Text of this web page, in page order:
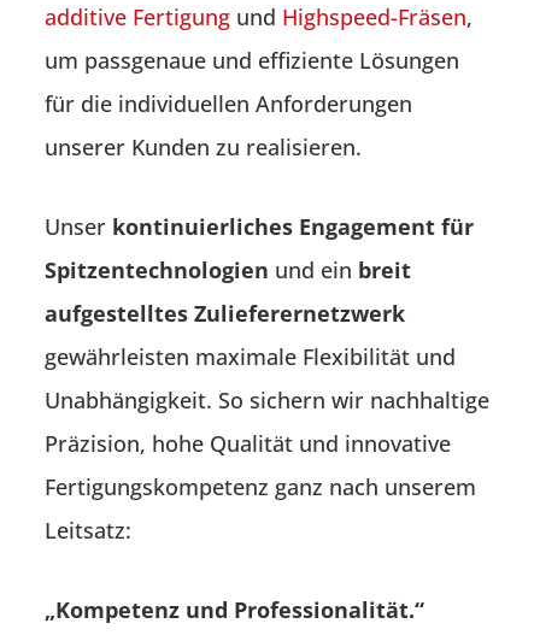
additive Fertigung und Highspeed-Fräsen,
um passgenaue und effiziente Lösungen
für die individuellen Anforderungen
unserer Kunden zu realisieren.
Unser kontinuierliches Engagement für
Spitzentechnologien und ein breit
aufgestelltes Zulieferernetzwerk
gewährleisten maximale Flexibilität und
Unabhängigkeit. So sichern wir nachhaltige
Präzision, hohe Qualität und innovative
Fertigungskompetenz ganz nach unserem
Leitsatz:
„Kompetenz und Professionalität.“